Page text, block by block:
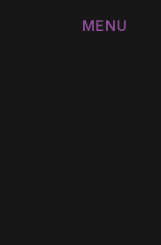
MENU